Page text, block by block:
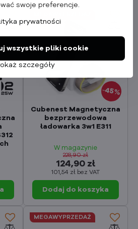
45%
Cubenest Magnetyczna
bezprzewodowa
ładowarka 3w1 E311
W magazynie
124,90 zł
101,54 zł bez VAT
228,90 zł
Dodaj do koszyka
MEGAWYPRZEDAŻ
swoje preferencje.
prywatności
szczegóły
wszystkie pliki cookie